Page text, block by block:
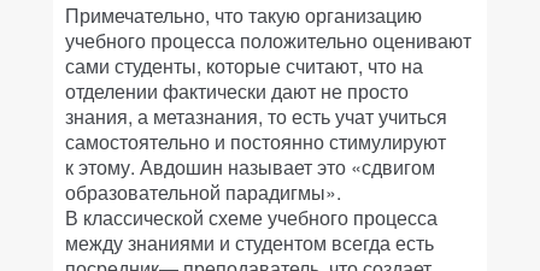
Примечательно, что такую организацию
учебного процесса положительно оценивают
сами студенты, которые считают, что на
отделении фактически дают не просто
знания, а метазнания, то есть учат учиться
самостоятельно и постоянно стимулируют
к этому. Авдошин называет это «сдвигом
образовательной парадигмы».
В классической схеме учебного процесса
между знаниями и студентом всегда есть